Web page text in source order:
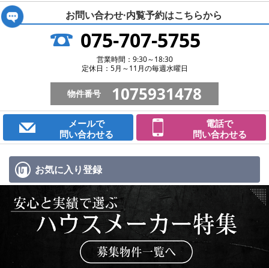
お問い合わせ·内覧予約はこちらから
075-707-5755
営業時間：9:30～18:30
定休日：5月～11月の毎週水曜日
物件番号 1075931478
メールで
問い合わせる
電話で
問い合わせる
お気に入り登録